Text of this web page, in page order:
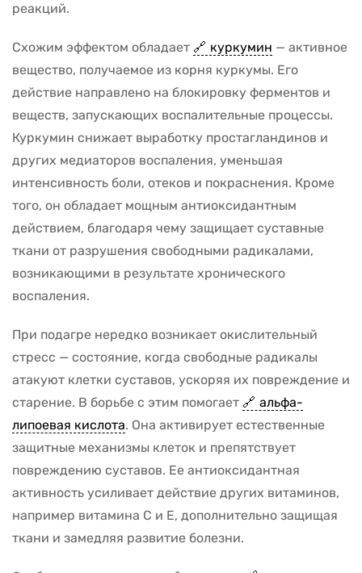
реакций.
Схожим эффектом обладает куркумин — активное
вещество, получаемое из корня куркумы. Его
действие направлено на блокировку ферментов и
веществ, запускающих воспалительные процессы.
Куркумин снижает выработку простагландинов и
других медиаторов воспаления, уменьшая
интенсивность боли, отеков и покраснения. Кроме
того, он обладает мощным антиоксидантным
действием, благодаря чему защищает суставные
ткани от разрушения свободными радикалами,
возникающими в результате хронического
воспаления.
При подагре нередко возникает окислительный
стресс — состояние, когда свободные радикалы
атакуют клетки суставов, ускоряя их повреждение и
старение. В борьбе с этим помогает
альфа-
липоевая кислота. Она активирует естественные
защитные механизмы клеток и препятствует
повреждению суставов. Ее антиоксидантная
активность усиливает действие других витаминов,
например витамина С и Е, дополнительно защищая
ткани и замедляя развитие болезни.